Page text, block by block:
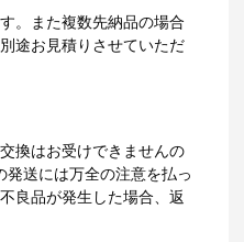
ご入稿後
る場合、3
。
もっとみる
。また複数先納品の場合
途お見積りさせていただ
換はお受けできませんの
送には万全の注意を払っ
良品が発生した場合、返